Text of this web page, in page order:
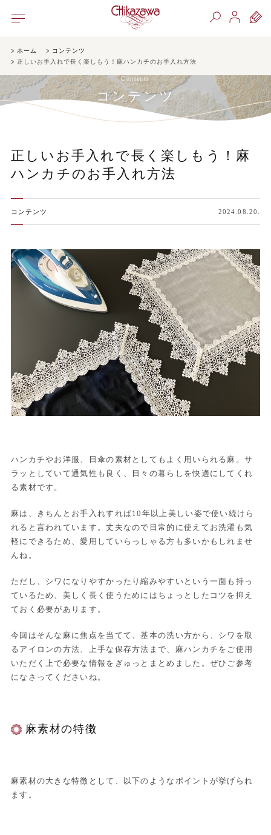
ホーム
コンテンツ
正しいお手入れで長く楽しもう！麻ハンカチのお手入れ方法
Contents
コンテンツ
正しいお手入れで長く楽しもう！麻
ハンカチのお手入れ方法
コンテンツ 2024.08.20.
ハンカチやお洋服、日傘の素材としてもよく用いられる麻。サ
ラッとしていて通気性も良く、日々の暮らしを快適にしてくれ
る素材です。
麻は、きちんとお手入れすれば10年以上美しい姿で使い続けら
れると言われています。丈夫なので日常的に使えてお洗濯も気
軽にできるため、愛用していらっしゃる方も多いかもしれませ
んね。
ただし、シワになりやすかったり縮みやすいという一面も持っ
ているため、美しく長く使うためにはちょっとしたコツを抑え
ておく必要があります。
今回はそんな麻に焦点を当てて、基本の洗い方から、シワを取
るアイロンの方法、上手な保存方法まで、麻ハンカチをご使用
いただく上で必要な情報をぎゅっとまとめました。ぜひご参考
になさってくださいね。
麻素材の特徴
麻素材の大きな特徴として、以下のようなポイントが挙げられ
ます。